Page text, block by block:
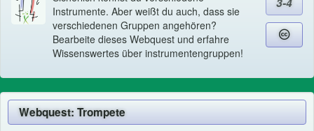
Instrumente. Aber weißt du auch, dass sie
verschiedenen Gruppen angehören?
Bearbeite dieses Webquest und erfahre
Wissenswertes über instrumentengruppen!
Webquest: Trompete